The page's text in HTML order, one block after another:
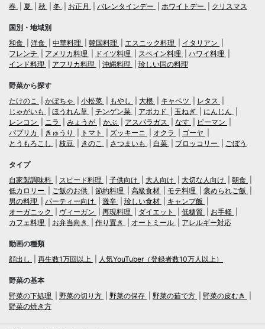
春
夏 秋 冬 お正月 バレンタインデー ホワイトデー クリスマス
国別・地域別
和食
洋食 中華料理 韓国料理 エスニック料理
イタリアン
フレンチ
アメリカ料理 ドイツ料理 スペイン料理
ハワイ料理
インド料理
アフリカ料理 沖縄料理 珍しい国の料理
野菜から探す
たけのこ
かぼちゃ 小松菜 もやし 大根 キャベツ
レタス
じゃがいも
ほうれん草 チンゲン菜 アボカド 玉ねぎ
にんじん
レンコン
ニラ みょうが かぶ アスパラガス なす
ピーマン
パプリカ
きゅうり トマト ズッキーニ オクラ
ゴーヤ
とうもろこし
枝豆 きのこ さつまいも 白菜 ブロッコリー ごぼう
タイプ
自家製調味料
スピード料理 子供向け 大人向け 大切な人向け
朝食
低カロリー
ご飯のお供 節約料理 高級食材 モテ料理
褒められご飯
男の料理
パーティー向け 激辛 珍しい食材
キャンプ飯
オーガニック
ヴィーガン 再現料理 ダイエット 低糖質
お手軽
カフェ料理
お弁当向き 作り置き オートミール アレルギー対応
動画の種類
顔出し
再生数1万回以上 人気YouTuber（登録者数10万人以上）
野菜の基本
野菜の下処理
野菜の切り方 野菜の保存 野菜の茹で方
野菜の皮むき
野菜の焼き方